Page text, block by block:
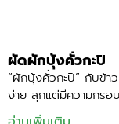
ผัดผักบุ้งคั่วกะปิ
“ผักบุ้งคั่วกะปิ” กับข้า
ง่าย สุกแต่มีความกร